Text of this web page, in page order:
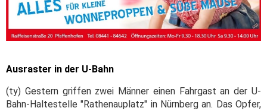
Ausraster in der U-Bahn
(ty) Gestern griffen zwei Männer einen Fahrgast an der U-
Bahn-Haltestelle "Rathenauplatz" in Nürnberg an. Das Opfer,